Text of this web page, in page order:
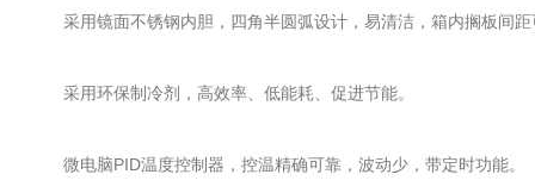
采用镜面不锈钢内胆，四角半圆弧设计，易清洁，箱内搁板间距
采用环保制冷剂，高效率、低能耗、促进节能。
微电脑PID温度控制器，控温精确可靠，波动少，带定时功能。